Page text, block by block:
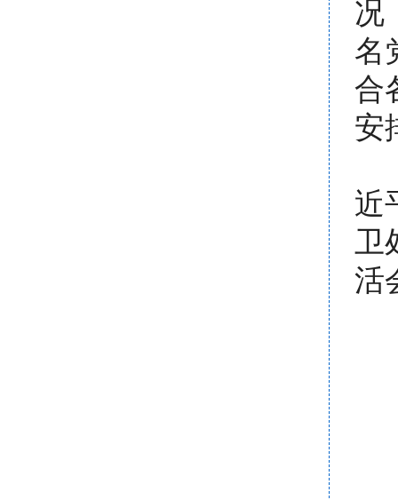
况
名
合
安
近
卫
活